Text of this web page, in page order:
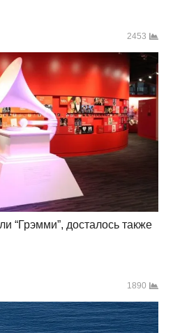
2453
“Грэмми”, досталось также
1890